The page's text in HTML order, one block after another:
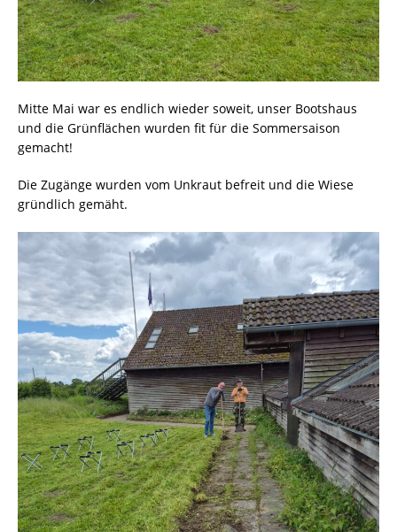
Mitte Mai war es endlich wieder soweit, unser Bootshaus
und die Grünflächen wurden fit für die Sommersaison
gemacht!
Die Zugänge wurden vom Unkraut befreit und die Wiese
gründlich gemäht.